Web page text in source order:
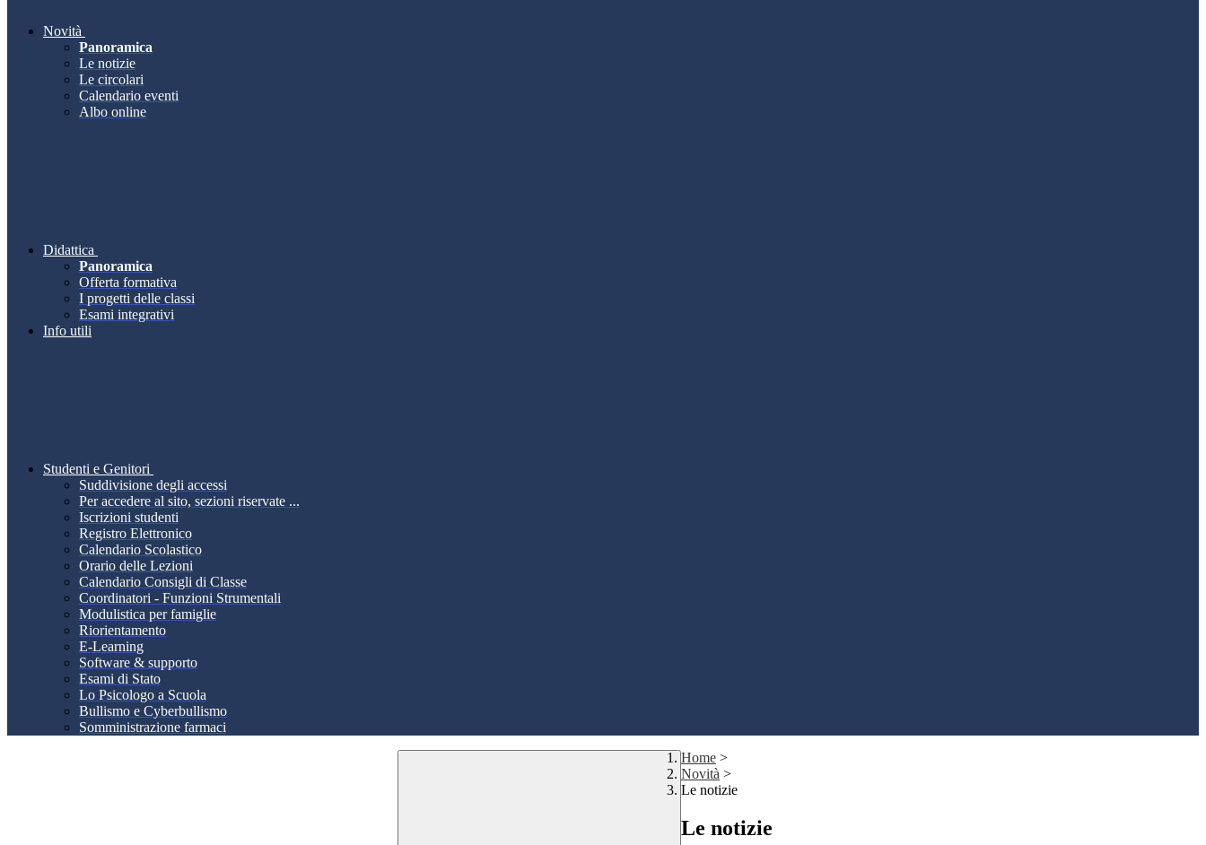
Novità
Panoramica
Le notizie
Le circolari
Calendario eventi
Albo online
Didattica
Panoramica
Offerta formativa
I progetti delle classi
Esami integrativi
Info utili
Studenti e Genitori
Suddivisione degli accessi
Per accedere al sito, sezioni riservate ...
Iscrizioni studenti
Registro Elettronico
Calendario Scolastico
Orario delle Lezioni
Calendario Consigli di Classe
Coordinatori - Funzioni Strumentali
Modulistica per famiglie
Riorientamento
E-Learning
Software & supporto
Esami di Stato
Lo Psicologo a Scuola
Bullismo e Cyberbullismo
Somministrazione farmaci
Home >
Novità >
Le notizie
Le notizie